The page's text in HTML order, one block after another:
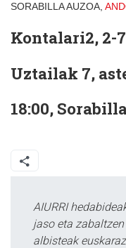
SORABILLA AUZOA,
Kontalari2, 2-
Uztailak 7,
18:00,
AIURRI
jaso eta
albisteak